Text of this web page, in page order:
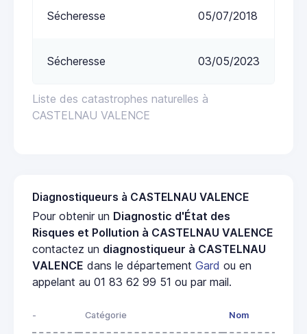
Liste des catastrophes naturelles à
CASTELNAU VALENCE
Sécheresse 05/07/2018
Sécheresse 03/05/2023
Diagnostiqueurs à CASTELNAU VALENCE
Pour obtenir un Diagnostic d'État des
Risques et Pollution à CASTELNAU VALENCE
contactez un diagnostiqueur à CASTELNAU
VALENCE dans le département Gard ou en
appelant au 01 83 62 99 51 ou par mail.
- Catégorie Nom